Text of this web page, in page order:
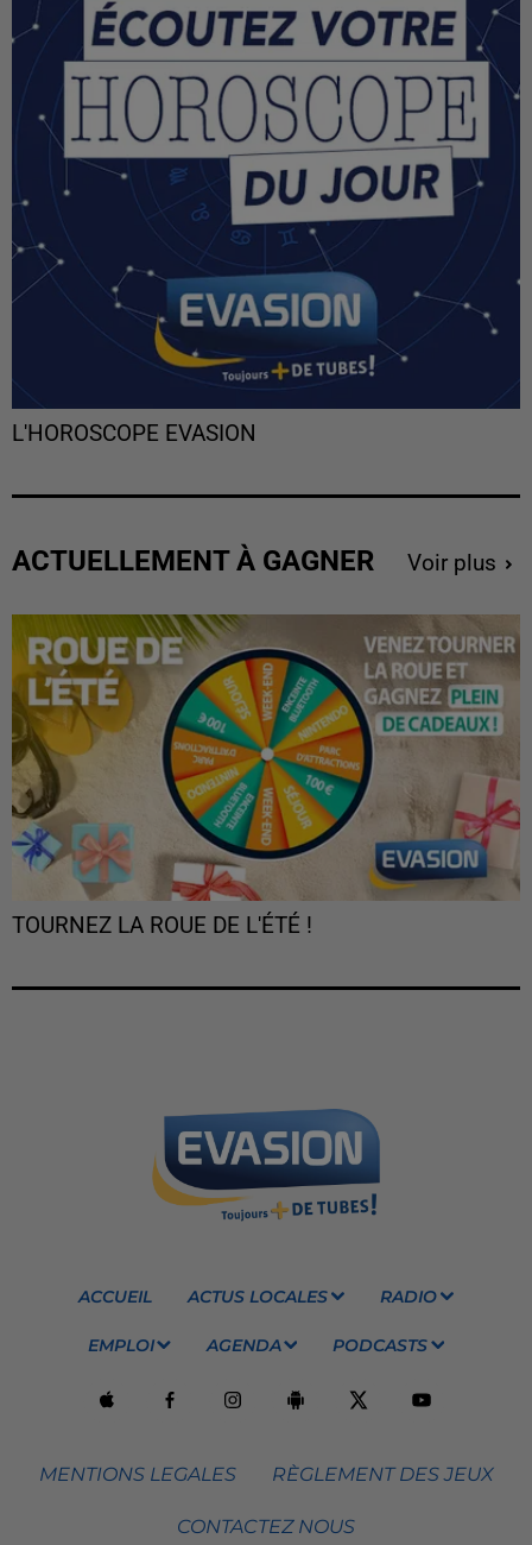
L'HOROSCOPE EVASION
ACTUELLEMENT À GAGNER Voir plus
TOURNEZ LA ROUE DE L'ÉTÉ !
ACCUEIL ACTUS LOCALES RADIO
EMPLOI AGENDA PODCASTS
MENTIONS LEGALES RÈGLEMENT DES JEUX
CONTACTEZ NOUS